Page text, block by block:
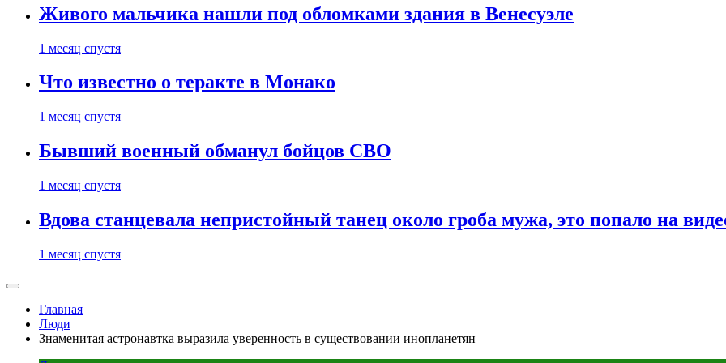
Живого мальчика нашли под обломками здания в Венесуэле
1 месяц спустя
Что известно о теракте в Монако
1 месяц спустя
Бывший военный обманул бойцов СВО
1 месяц спустя
Вдова станцевала непристойный танец около гроба мужа, это попало на
1 месяц спустя
Главная
Люди
Знаменитая астронавтка выразила уверенность в существовании инопланетян